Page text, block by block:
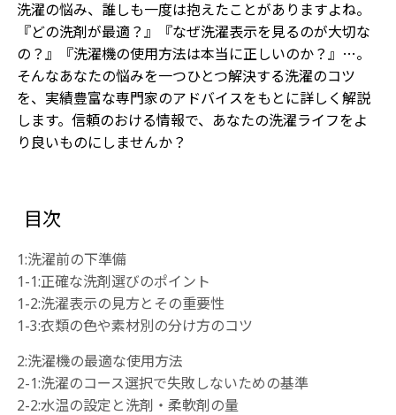
洗濯の悩み、誰しも一度は抱えたことがありますよね。
『どの洗剤が最適？』『なぜ洗濯表示を見るのが大切な
の？』『洗濯機の使用方法は本当に正しいのか？』…。
そんなあなたの悩みを一つひとつ解決する洗濯のコツ
を、実績豊富な専門家のアドバイスをもとに詳しく解説
します。信頼のおける情報で、あなたの洗濯ライフをよ
り良いものにしませんか？
目次
1:洗濯前の下準備
1-1:正確な洗剤選びのポイント
1-2:洗濯表示の見方とその重要性
1-3:衣類の色や素材別の分け方のコツ
2:洗濯機の最適な使用方法
2-1:洗濯のコース選択で失敗しないための基準
2-2:水温の設定と洗剤・柔軟剤の量